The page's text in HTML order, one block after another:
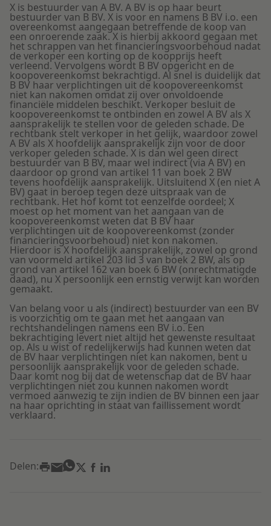
X is bestuurder van A BV. A BV is op haar beurt
bestuurder van B BV. X is voor en namens B BV i.o. een
overeenkomst aangegaan betreffende de koop van
een onroerende zaak. X is hierbij akkoord gegaan met
het schrappen van het financieringsvoorbehoud nadat
de verkoper een korting op de koopprijs heeft
verleend. Vervolgens wordt B BV opgericht en de
koopovereenkomst bekrachtigd. Al snel is duidelijk dat
B BV haar verplichtingen uit de koopovereenkomst
niet kan nakomen omdat zij over onvoldoende
financiële middelen beschikt. Verkoper besluit de
koopovereenkomst te ontbinden en zowel A BV als X
aansprakelijk te stellen voor de geleden schade. De
rechtbank stelt verkoper in het gelijk, waardoor zowel
A BV als X hoofdelijk aansprakelijk zijn voor de door
verkoper geleden schade. X is dan wel geen direct
bestuurder van B BV, maar wel indirect (via A BV) en
daardoor op grond van artikel 11 van boek 2 BW
tevens hoofdelijk aansprakelijk. Uitsluitend X (en niet A
BV) gaat in beroep tegen deze uitspraak van de
rechtbank. Het hof komt tot eenzelfde oordeel; X
moest op het moment van het aangaan van de
koopovereenkomst weten dat B BV haar
verplichtingen uit de koopovereenkomst (zonder
financieringsvoorbehoud) niet kon nakomen.
Hierdoor is X hoofdelijk aansprakelijk, zowel op grond
van voormeld artikel 203 lid 3 van boek 2 BW, als op
grond van artikel 162 van boek 6 BW (onrechtmatigde
daad), nu X persoonlijk een ernstig verwijt kan worden
gemaakt.
Van belang voor u als (indirect) bestuurder van een BV
is voorzichtig om te gaan met het aangaan van
rechtshandelingen namens een BV i.o. Een
bekrachtiging levert niet altijd het gewenste resultaat
op. Als u wist of redelijkerwijs had kunnen weten dat
de BV haar verplichtingen niet kan nakomen, bent u
persoonlijk aansprakelijk voor de geleden schade.
Daar komt nog bij dat de wetenschap dat de BV haar
verplichtingen niet zou kunnen nakomen wordt
vermoed aanwezig te zijn indien de BV binnen een jaar
na haar oprichting in staat van faillissement wordt
verklaard.
Delen: